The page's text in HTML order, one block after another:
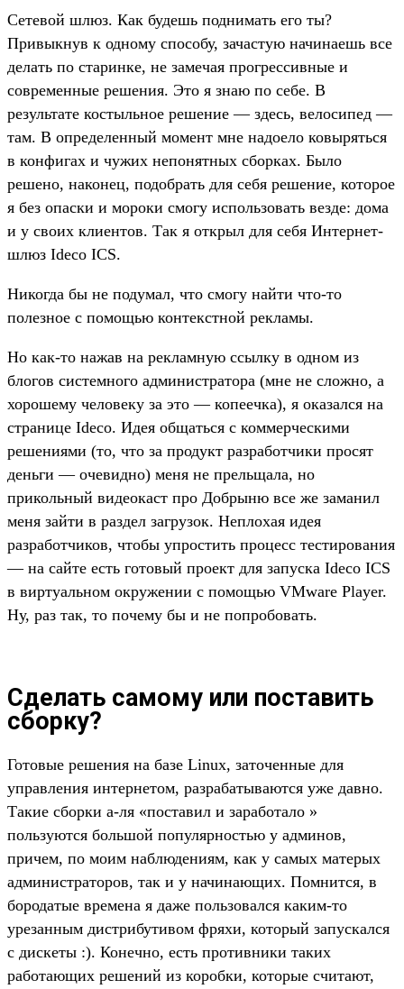
Сетевой шлюз. Как будешь поднимать его ты?
Привыкнув к одному способу, зачастую начинаешь все
делать по старинке, не замечая прогрессивные и
современные решения. Это я знаю по себе. В
результате костыльное решение — здесь, велосипед —
там. В определенный момент мне надоело ковыряться
в конфигах и чужих непонятных сборках. Было
решено, наконец, подобрать для себя решение, которое
я без опаски и мороки смогу использовать везде: дома
и у своих клиентов. Так я открыл для себя Интернет-
шлюз Ideco ICS.
Никогда бы не подумал, что смогу найти что-то
полезное с помощью контекстной рекламы.
Но как-то нажав на рекламную ссылку в одном из
блогов системного администратора (мне не сложно, а
хорошему человеку за это — копеечка), я оказался на
странице Ideco. Идея общаться с коммерческими
решениями (то, что за продукт разработчики просят
деньги — очевидно) меня не прельщала, но
прикольный видеокаст про Добрыню все же заманил
меня зайти в раздел загрузок. Неплохая идея
разработчиков, чтобы упростить процесс тестирования
— на сайте есть готовый проект для запуска Ideco ICS
в виртуальном окружении с помощью VMware Player.
Ну, раз так, то почему бы и не попробовать.
Сделать самому или поставить
сборку?
Готовые решения на базе Linux, заточенные для
управления интернетом, разрабатываются уже давно.
Такие сборки а-ля «поставил и заработало »
пользуются большой популярностью у админов,
причем, по моим наблюдениям, как у самых матерых
администраторов, так и у начинающих. Помнится, в
бородатые времена я даже пользовался каким-то
урезанным дистрибутивом фряхи, который запускался
с дискеты :). Конечно, есть противники таких
работающих решений из коробки, которые считают,